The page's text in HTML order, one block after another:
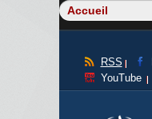
RSS
YouTube